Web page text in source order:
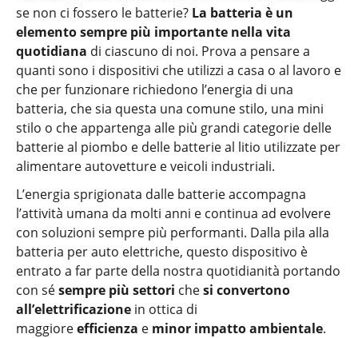
se non ci fossero le batterie? La batteria è un
elemento sempre più importante nella vita
quotidiana di ciascuno di noi. Prova a pensare a
quanti sono i dispositivi che utilizzi a casa o al lavoro e
che per funzionare richiedono l’energia di una
batteria, che sia questa una comune stilo, una mini
stilo o che appartenga alle più grandi categorie delle
batterie al piombo e delle batterie al litio utilizzate per
alimentare autovetture e veicoli industriali.
L’energia sprigionata dalle batterie accompagna
l’attività umana da molti anni e continua ad evolvere
con soluzioni sempre più performanti. Dalla pila alla
batteria per auto elettriche, questo dispositivo è
entrato a far parte della nostra quotidianità portando
con sésempre più settori chesi convertono
all’elettrificazione in ottica di
maggioreefficienza e minor impatto ambientale.